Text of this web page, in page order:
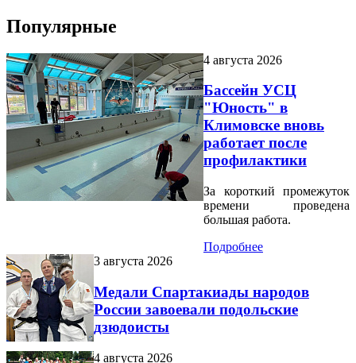
Популярные
4 августа 2026
Бассейн УСЦ
"Юность" в
Климовске вновь
работает после
профилактики
За короткий промежуток
времени проведена
большая работа.
Подробнее
3 августа 2026
Медали Спартакиады народов
России завоевали подольские
дзюдоисты
4 августа 2026